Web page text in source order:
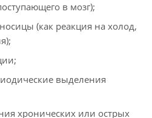
в мозг);
(как реакция на холод,
выделения
хронических или острых